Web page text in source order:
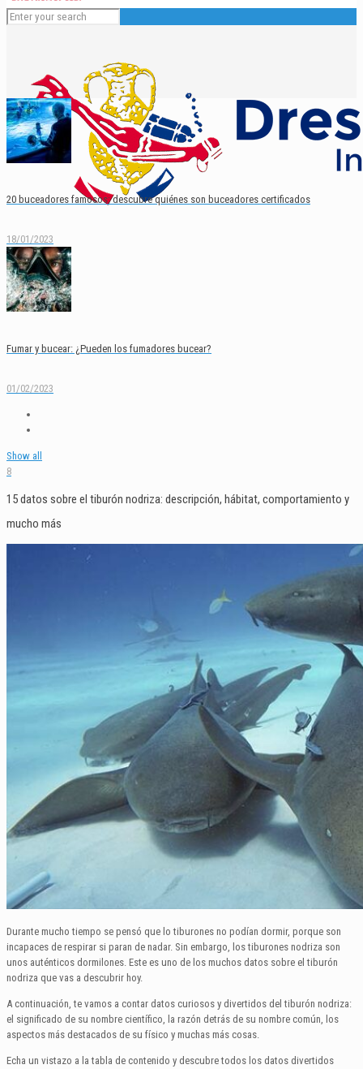
Español
English
20 buceadores famosos: descubre quiénes son buceadores certificados
18/01/2023
Fumar y bucear: ¿Pueden los fumadores bucear?
01/02/2023
Show all
8
15 datos sobre el tiburón nodriza: descripción, hábitat, comportamiento y
mucho más
Durante mucho tiempo se pensó que lo tiburones no podían dormir, porque son
incapaces de respirar si paran de nadar. Sin embargo, los tiburones nodriza son
unos auténticos dormilones. Este es uno de los muchos datos sobre el tiburón
nodriza que vas a descubrir hoy.
A continuación, te vamos a contar datos curiosos y divertidos del tiburón nodriza:
el significado de su nombre científico, la razón detrás de su nombre común, los
aspectos más destacados de su físico y muchas más cosas.
Echa un vistazo a la tabla de contenido y descubre todos los datos divertidos